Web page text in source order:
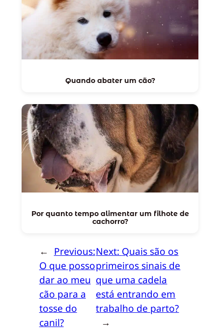
Quando abater um cão?
Por quanto tempo alimentar um filhote de
cachorro?
← Previous:
O que posso
dar ao meu
cão para a
tosse do
canil?
Next: Quais são os
primeiros sinais de
que uma cadela
está entrando em
trabalho de parto?
→